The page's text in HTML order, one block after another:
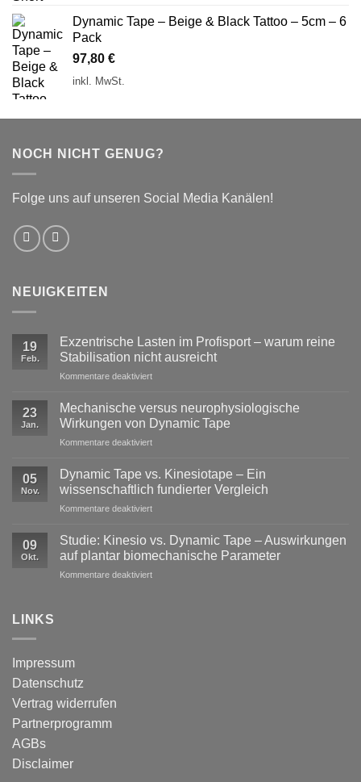
Dynamic Tape – Beige & Black Tattoo – 5cm – 6
Pack
97,80 €
inkl. MwSt.
NOCH NICHT GENUG?
Folge uns auf unseren Social Media Kanälen!
NEUIGKEITEN
19
Feb.
Exzentrische Lasten im Profisport – warum reine
Stabilisation nicht ausreicht
Kommentare deaktiviertfür
im
Profisport
–
reine
Stabilisation
ausreicht
23
Jan.
Mechanische versus neurophysiologische
Wirkungen von Dynamic Tape
Kommentare deaktiviertfür
versus
neurophysiologische
Wirkungen
von
05
Nov.
Dynamic Tape vs. Kinesiotape – Ein
wissenschaftlich fundierter Vergleich
Kommentare deaktiviertfür
Tape
Kinesiotape
–
09
Okt.
Studie: Kinesio vs. Dynamic Tape – Auswirkungen
auf plantar biomechanische Parameter
Kommentare deaktiviertfür
LINKS
Impressum
Datenschutz
Vertrag widerrufen
Partnerprogramm
AGBs
Disclaimer